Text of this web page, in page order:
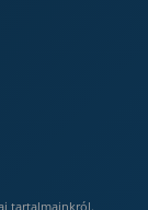
tartalmainkról.